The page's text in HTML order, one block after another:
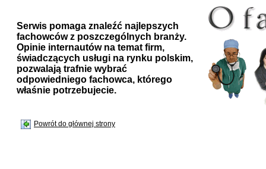
Serwis pomaga znaleźć najlepszych
fachowców z poszczególnych branży.
Opinie internautów na temat firm,
świadczących usługi na rynku polskim,
pozwalają trafnie wybrać
odpowiedniego fachowca, którego
właśnie potrzebujecie.
Powrót do głównej strony